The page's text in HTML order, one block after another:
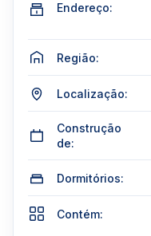
Endereço:
Região:
Localização:
Construção
de:
Dormitórios:
Contém: